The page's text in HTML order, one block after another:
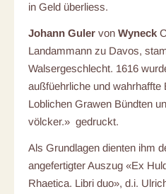
in Geld überliess.
Johann Guler von Wyneck
Landammann zu Davos,
Walsergeschlecht. 1616
außfüehrliche und
Loblichen Grawen Bündten
völcker.» gedruckt.
Als Grundlagen dienten ihm
angefertigter Auszug «Ex
Rhaetica. Libri duo», d.i.